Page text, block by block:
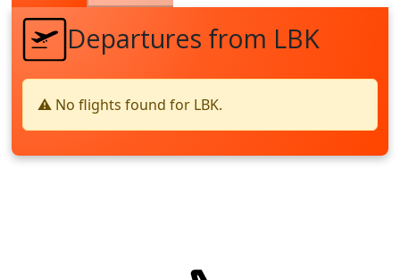
Departures from LBK
⚠️ No flights found for LBK.